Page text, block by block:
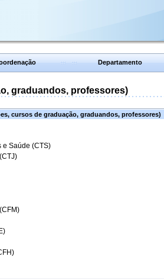
Departamento
graduandos, professores)
cursos de graduação, graduandos, professores)
e Saúde (CTS)